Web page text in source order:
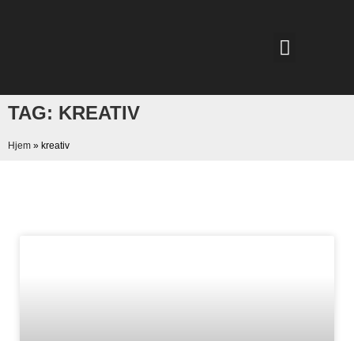
TAG: KREATIV
Hjem » kreativ